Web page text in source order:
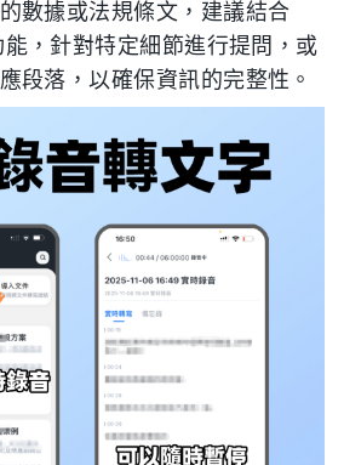
數據或法規條文，建議結合
能，針對特定細節進行提問，或
段落，以確保資訊的完整性。